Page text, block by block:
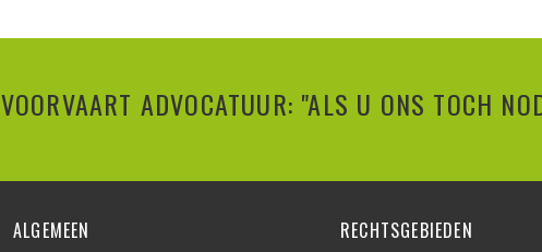
VOORVAART ADVOCATUUR: "ALS U ONS TOCH
ALGEMEEN RECHTSGEBIEDEN